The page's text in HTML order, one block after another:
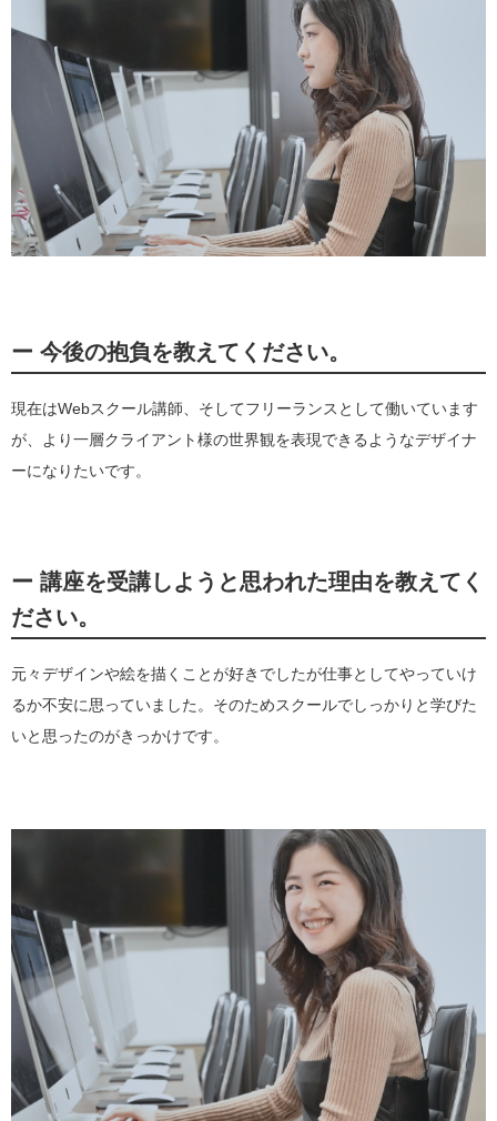
ー 今後の抱負を教えてください。
現在はWebスクール講師、そしてフリーランスとして働いています
が、より一層クライアント様の世界観を表現できるようなデザイナ
ーになりたいです。
ー 講座を受講しようと思われた理由を教えてく
ださい。
元々デザインや絵を描くことが好きでしたが仕事としてやっていけ
るか不安に思っていました。そのためスクールでしっかりと学びた
いと思ったのがきっかけです。